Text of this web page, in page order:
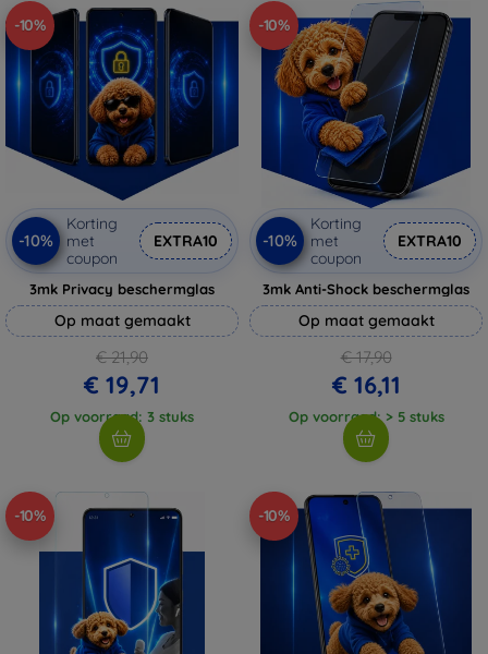
-10%
-10%
Korting
met
coupon
EXTRA10
3mk Privacy beschermglas
Op maat gemaakt
€ 21,90
€ 19,71
Op voorraad: 3 stuks
-10%
-10%
Korting
met
coupon
EXTRA10
3mk Anti-Shock beschermglas
Op maat gemaakt
€ 17,90
€ 16,11
Op voorraad: > 5 stuks
-10% -10%